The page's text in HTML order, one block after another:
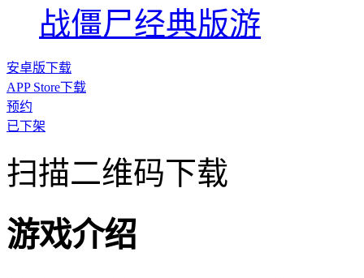
战僵尸经典版游
安卓版下载
APP Store下载
预约
已下架
扫描二维码下载
游戏介绍